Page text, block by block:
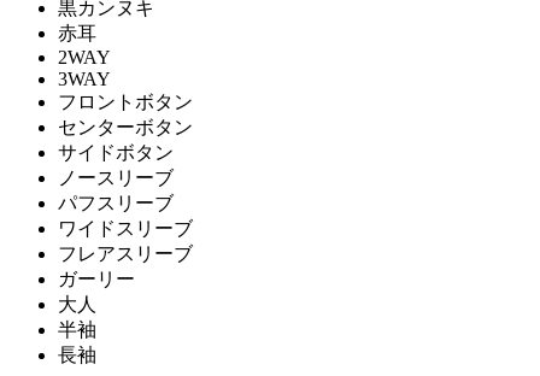
黒カンヌキ
赤耳
2WAY
3WAY
フロントボタン
センターボタン
サイドボタン
ノースリーブ
パフスリーブ
ワイドスリーブ
フレアスリーブ
ガーリー
大人
半袖
長袖